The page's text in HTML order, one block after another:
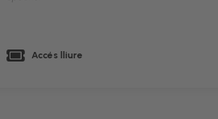
Accés lliure